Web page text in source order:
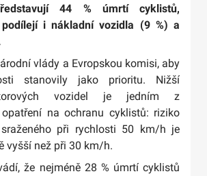
44 % úmrtí cyklistů,
i nákladní vozidla (9 %) a
vlády a Evropskou komisi, aby
stanovily jako prioritu. Nižší
vozidel je jedním z
opatření na ochranu cyklistů: riziko
při rychlosti 50 km/h je
vyšší než při 30 km/h.
že nejméně 28 % úmrtí cyklistů